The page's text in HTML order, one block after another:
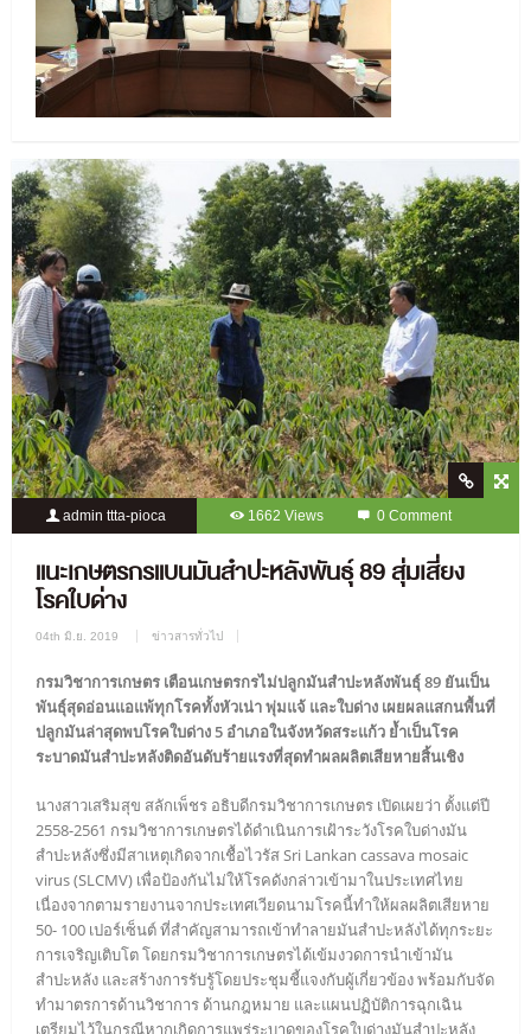
admin ttta-pioca 1662 Views 0 Comment
แนะเกษตรกรแบนมันสำปะหลังพันธุ์ 89 สุ่มเสี่ยง
โรคใบด่าง
04th มิ.ย. 2019 ข่าวสารทั่วไป
กรมวิชาการเกษตร เตือนเกษตรกรไม่ปลูกมันสำปะหลังพันธุ์ 89 ยันเป็น
พันธุ์สุดอ่อนแอแพ้ทุกโรคทั้งหัวเน่า พุ่มแจ้ และใบด่าง เผยผลแสกนพื้นที่
ปลูกมันล่าสุดพบโรคใบด่าง 5 อำเภอในจังหวัดสระแก้ว ย้ำเป็นโรค
ระบาดมันสำปะหลังติดอันดับร้ายแรงที่สุดทำผลผลิตเสียหายสิ้นเชิง
นางสาวเสริมสุข สลักเพ็ชร อธิบดีกรมวิชาการเกษตร เปิดเผยว่า ตั้งแต่ปี
2558-2561 กรมวิชาการเกษตรได้ดำเนินการเฝ้าระวังโรคใบด่างมัน
สำปะหลังซึ่งมีสาเหตุเกิดจากเชื้อไวรัส Sri Lankan cassava mosaic
virus (SLCMV) เพื่อป้องกันไม่ให้โรคดังกล่าวเข้ามาในประเทศไทย
เนื่องจากตามรายงานจากประเทศเวียดนามโรคนี้ทำให้ผลผลิตเสียหาย
50- 100 เปอร์เซ็นต์ ที่สำคัญสามารถเข้าทำลายมันสำปะหลังได้ทุกระยะ
การเจริญเติบโต โดยกรมวิชาการเกษตรได้เข้มงวดการนำเข้ามัน
สำปะหลัง และสร้างการรับรู้โดยประชุมชี้แจงกับผู้เกี่ยวข้อง พร้อมกับจัด
ทำมาตรการด้านวิชาการ ด้านกฎหมาย และแผนปฏิบัติการฉุกเฉิน
เตรียมไว้ในกรณีหากเกิดการแพร่ระบาดของโรคใบด่างมันสำปะหลัง